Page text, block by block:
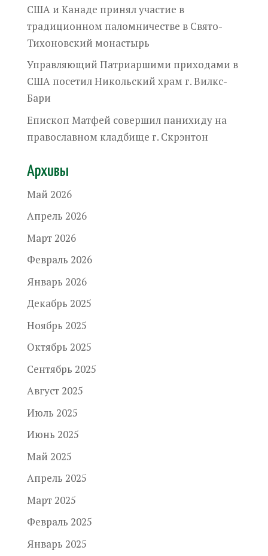
США и Канаде принял участие в
традиционном паломничестве в Свято-
Тихоновский монастырь
Управляющий Патриаршими приходами в
США посетил Никольский храм г. Вилкс-
Бари
Епископ Матфей совершил панихиду на
православном кладбище г. Скрэнтон
Архивы
Май 2026
Апрель 2026
Март 2026
Февраль 2026
Январь 2026
Декабрь 2025
Ноябрь 2025
Октябрь 2025
Сентябрь 2025
Август 2025
Июль 2025
Июнь 2025
Май 2025
Апрель 2025
Март 2025
Февраль 2025
Январь 2025